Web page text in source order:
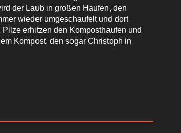
der Laub in großen Haufen, den
wieder umgeschaufelt und dort
erhitzen den Komposthaufen und
Kompost, den sogar Christoph in